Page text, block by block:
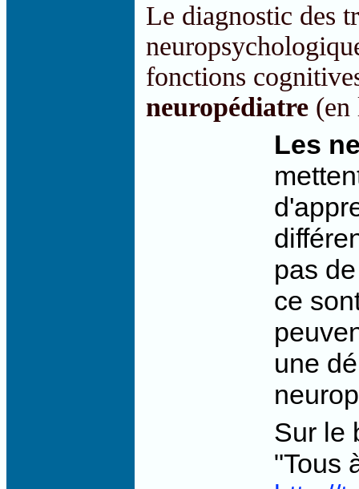
Le diagnostic des
fonctions
neuropédiatre (en
Les
pas
ce
une
Sur le
"Tous